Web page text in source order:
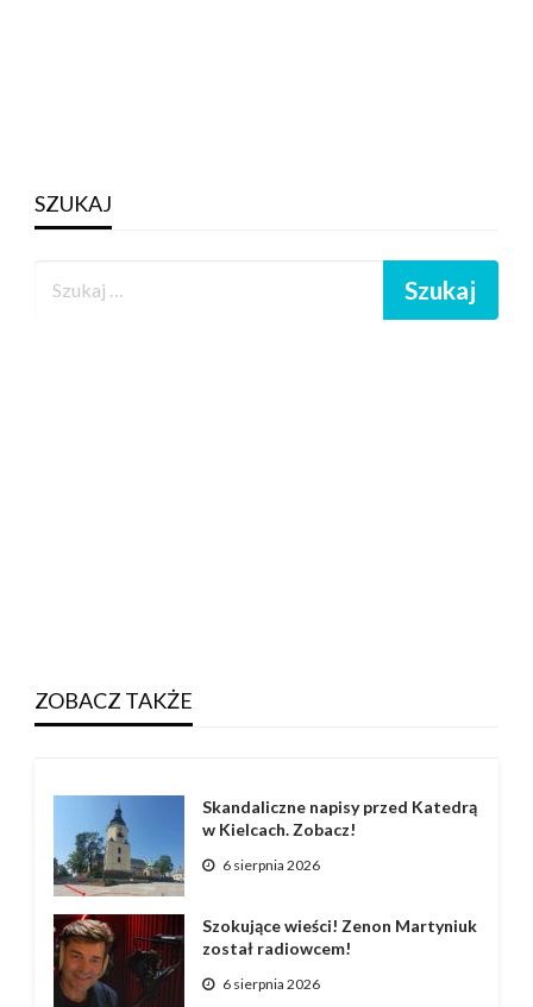
SZUKAJ
ZOBACZ TAKŻE
Skandaliczne napisy przed Katedrą
w Kielcach. Zobacz!
6 sierpnia 2026
Szokujące wieści! Zenon Martyniuk
został radiowcem!
6 sierpnia 2026